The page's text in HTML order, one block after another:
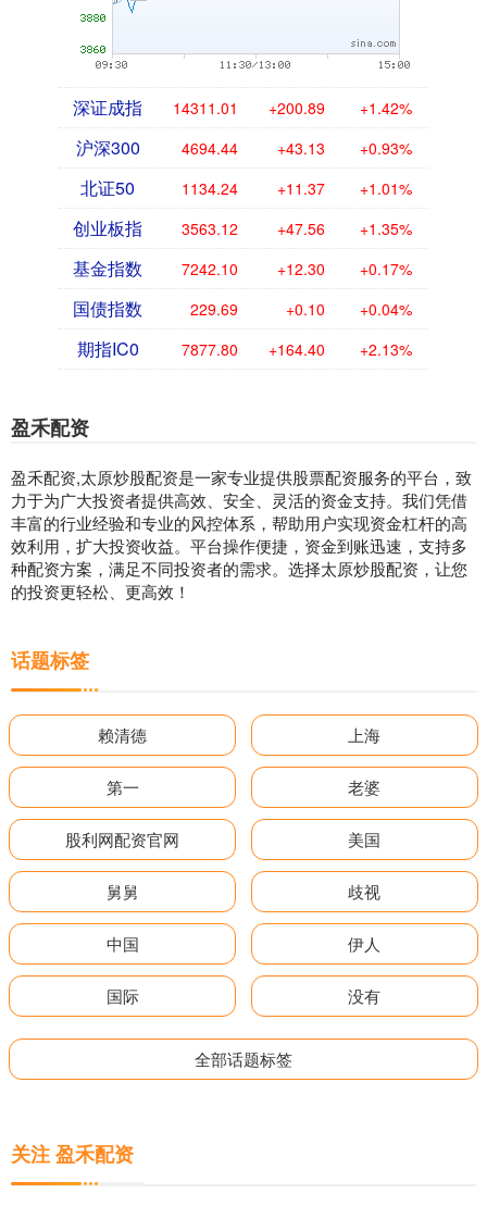
深证成指 14311.01 +200.89 +1.42%
沪深300 4694.44 +43.13 +0.93%
北证50 1134.24 +11.37 +1.01%
创业板指 3563.12 +47.56 +1.35%
基金指数 7242.10 +12.30 +0.17%
国债指数 229.69 +0.10 +0.04%
期指IC0 7877.80 +164.40 +2.13%
盈禾配资
盈禾配资,太原炒股配资是一家专业提供股票配资服务的平台，致
力于为广大投资者提供高效、安全、灵活的资金支持。我们凭借
丰富的行业经验和专业的风控体系，帮助用户实现资金杠杆的高
效利用，扩大投资收益。平台操作便捷，资金到账迅速，支持多
种配资方案，满足不同投资者的需求。选择太原炒股配资，让您
的投资更轻松、更高效！
话题标签
赖清德 上海
第一 老婆
股利网配资官网 美国
舅舅 歧视
中国 伊人
国际 没有
全部话题标签
关注 盈禾配资